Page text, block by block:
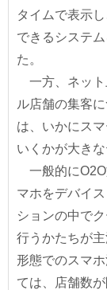
タイムで表示
できるシステ
た。
一方、ネット
ル店舗の集客
は、いかにス
いくかが大き
一般的にO2O
マホをデバイ
ションの中で
行うかたちが
形態でのスマ
ては、店舗数